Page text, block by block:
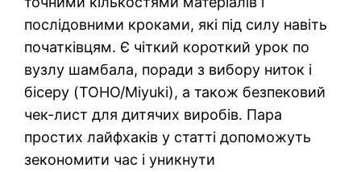
послідовними кроками, які під силу навіть
початківцям. Є чіткий короткий урок по
вузлу шамбала, поради з вибору ниток і
бісеру (TOHO/Miyuki), а також безпековий
чек-лист для дитячих виробів. Пара
простих лайфхаків у статті допоможуть
зекономити час і уникнути